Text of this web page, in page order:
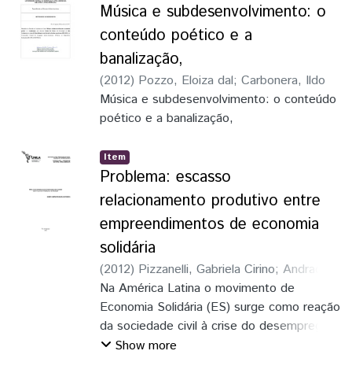
Música e subdesenvolvimento: o
conteúdo poético e a
banalização,
(2012) Pozzo, Eloiza dal; Carbonera, Ildo
Música e subdesenvolvimento: o conteúdo
poético e a banalização,
Item
Problema: escasso
relacionamento produtivo entre
empreendimentos de economia
solidária
(2012) Pizzanelli, Gabriela Cirino; Andrade,
Hayton Francis X. de ;Pires, João Henrique
Souza;Barbosa, Juscilene da Conceição;
Oliveira, Reginaldo Rios de
Na América Latina o movimento de
Economia Solidária (ES) surge como reação
da sociedade civil à crise do desemprego
em massa que se inicia na década de
Show more